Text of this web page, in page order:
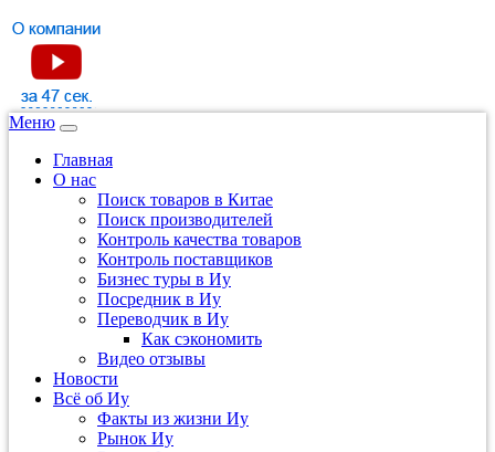
Меню
Главная
О нас
Поиск товаров в Китае
Поиск производителей
Контроль качества товаров
Контроль поставщиков
Бизнес туры в Иу
Посредник в Иу
Переводчик в Иу
Как сэкономить
Видео отзывы
Новости
Всё об Иу
Факты из жизни Иу
Рынок Иу